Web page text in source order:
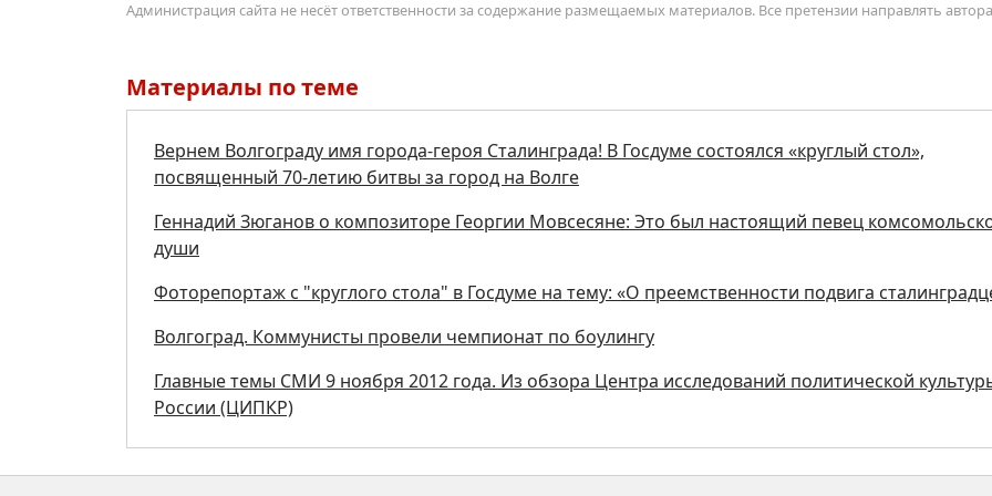
Администрация сайта не несёт ответственности за содержание размещаемых материалов. Все претензии направлять
Материалы по теме
Вернем Волгограду имя города-героя Сталинграда! В Госдуме состоялся «круглый стол»,
посвященный 70-летию битвы за город на Волге
Геннадий Зюганов о композиторе Георгии Мовсесяне: Это был настоящий певец
души
Фоторепортаж с "круглого стола" в Госдуме на тему: «О преемственности подвига
Волгоград. Коммунисты провели чемпионат по боулингу
Главные темы СМИ 9 ноября 2012 года. Из обзора Центра исследований политической
России (ЦИПКР)